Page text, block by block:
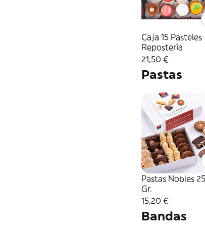
Caja 15 Pasteles
Repostería
21,50 €
Pastas
Pastas Nobles
Gr.
15,20 €
Bandas